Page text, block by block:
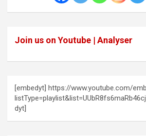
Join us on Youtube | Analyser
[embedyt] https://www.youtube.com/
dyt]